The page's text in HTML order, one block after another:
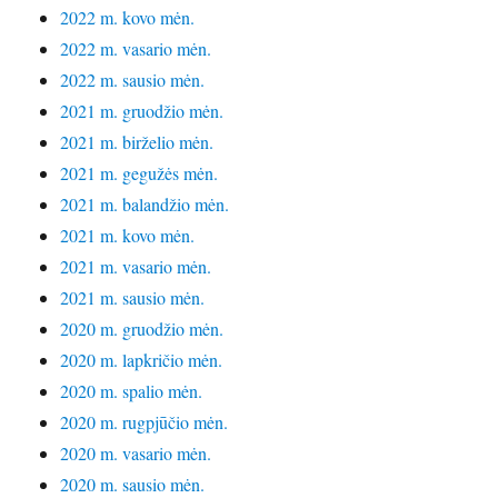
2022 m. kovo mėn.
2022 m. vasario mėn.
2022 m. sausio mėn.
2021 m. gruodžio mėn.
2021 m. birželio mėn.
2021 m. gegužės mėn.
2021 m. balandžio mėn.
2021 m. kovo mėn.
2021 m. vasario mėn.
2021 m. sausio mėn.
2020 m. gruodžio mėn.
2020 m. lapkričio mėn.
2020 m. spalio mėn.
2020 m. rugpjūčio mėn.
2020 m. vasario mėn.
2020 m. sausio mėn.